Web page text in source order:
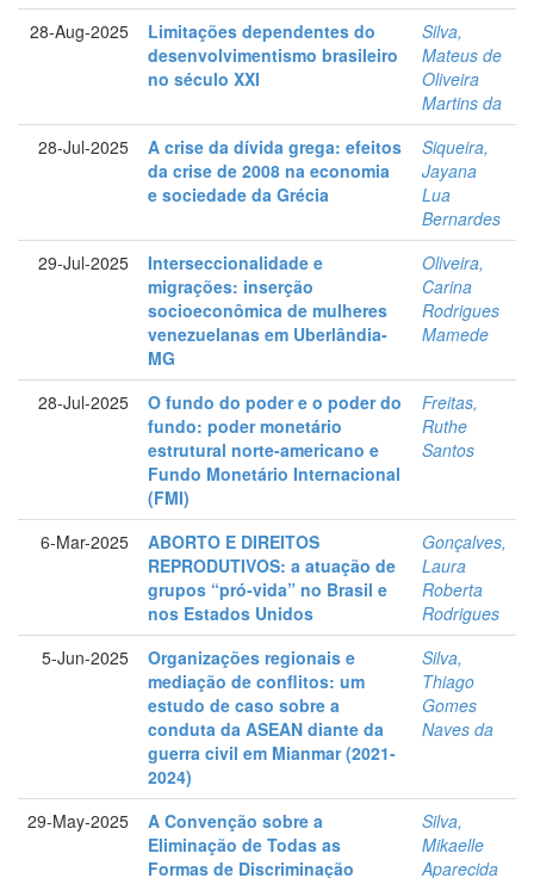
28-Aug-2025
Limitações dependentes do
desenvolvimentismo brasileiro
no século XXI
Silva,
Mateus de
Oliveira
Martins da
28-Jul-2025
A crise da dívida grega: efeitos
da crise de 2008 na economia
e sociedade da Grécia
Siqueira,
Jayana
Lua
Bernardes
29-Jul-2025
Interseccionalidade e
migrações: inserção
socioeconômica de mulheres
venezuelanas em Uberlândia-
MG
Oliveira,
Carina
Rodrigues
Mamede
28-Jul-2025
O fundo do poder e o poder do
fundo: poder monetário
estrutural norte-americano e
Fundo Monetário Internacional
(FMI)
Freitas,
Ruthe
Santos
6-Mar-2025
ABORTO E DIREITOS
REPRODUTIVOS: a atuação de
grupos “pró-vida” no Brasil e
nos Estados Unidos
Gonçalves,
Laura
Roberta
Rodrigues
5-Jun-2025
Organizações regionais e
mediação de conflitos: um
estudo de caso sobre a
conduta da ASEAN diante da
guerra civil em Mianmar (2021-
2024)
Silva,
Thiago
Gomes
Naves da
29-May-2025
A Convenção sobre a
Eliminação de Todas as
Formas de Discriminação
Silva,
Mikaelle
Aparecida